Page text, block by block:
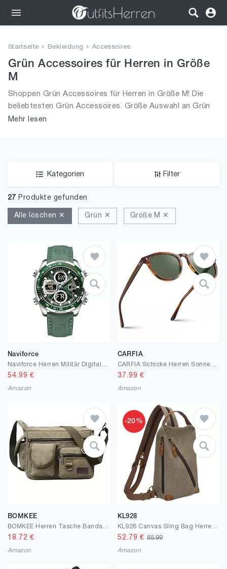
Bekleidung
Schuhe
Startseite Bekleidung Accessoires
Grün Accessoires für Herren in Größe
M
Shoppen Grün Accessoires für Herren in Größe M! Die
beliebtesten Grün Accessoires. Größe Auswahl an Grün
Accessoires in Größe M und alle Trends aus 2026 für
Mehr lesen
Kategorien Filter
27 Produkte gefunden
Alle löschen ✕ Grün ✕ Größe M ✕
Naviforce
54.99 €
Amazon
CARFIA
37.99 €
Amazon
BOMKEE
18.72 €
Amazon
-20%
KL928
52.79 € 65.99
Amazon